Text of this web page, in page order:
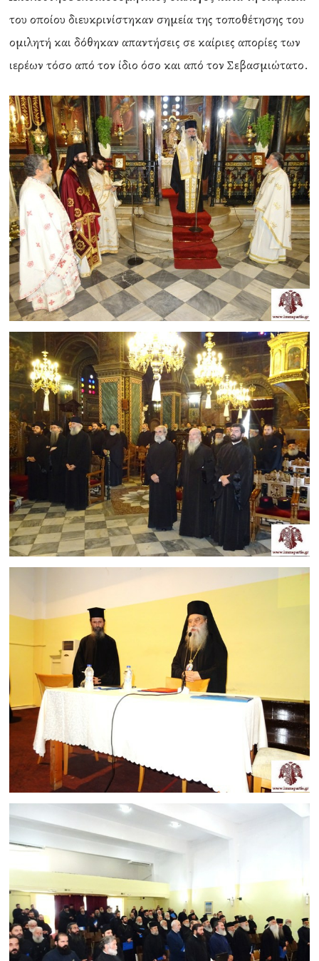
του οποίου διευκρινίστηκαν σημεία της τοποθέτησης του
ομιλητή και δόθηκαν απαντήσεις σε καίριες απορίες των
ιερέων τόσο από τον ίδιο όσο και από τον Σεβασμιώτατο.